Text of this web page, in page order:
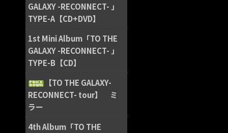
GALAXY -RECONNECT- 」
TYPE-A【CD+DVD】
1st Mini Album「TO THE
GALAXY -RECONNECT- 」
TYPE-B【CD】
【TO THE GALAXY-
RECONNECT- tour】 ミ
ラー
4th Album「TO THE